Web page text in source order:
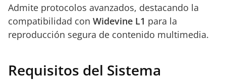
Admite protocolos avanzados, destacando la
compatibilidad con Widevine L1 para la
reproducción segura de contenido multimedia.
Requisitos del Sistema